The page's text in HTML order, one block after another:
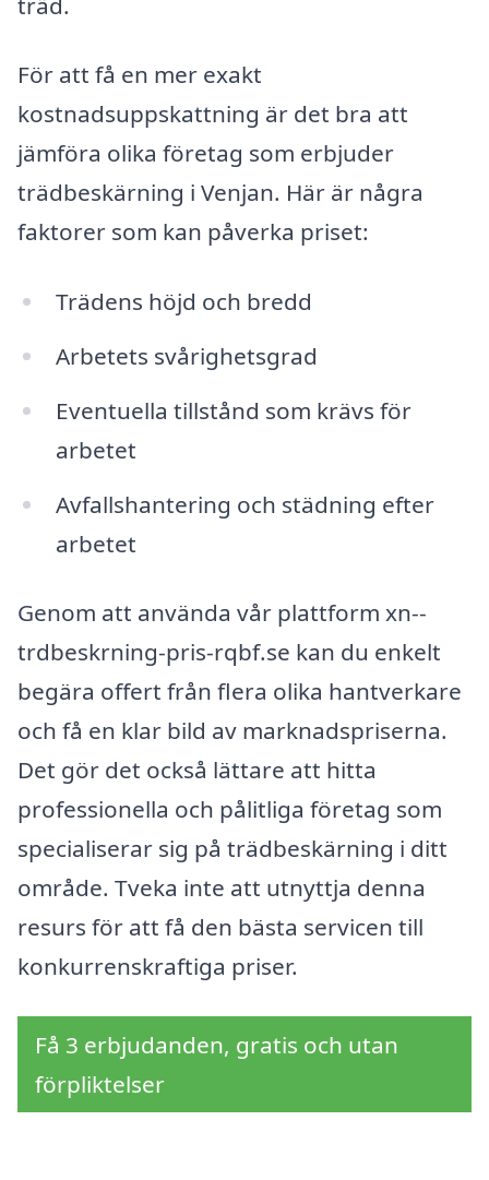
För att få en mer exakt
kostnadsuppskattning är det bra att
jämföra olika företag som erbjuder
trädbeskärning i Venjan. Här är några
faktorer som kan påverka priset:
Trädens höjd och bredd
Arbetets svårighetsgrad
Eventuella tillstånd som krävs för
arbetet
Avfallshantering och städning efter
arbetet
Genom att använda vår plattform xn--
trdbeskrning-pris-rqbf.se kan du enkelt
begära offert från flera olika hantverkare
och få en klar bild av marknadspriserna.
Det gör det också lättare att hitta
professionella och pålitliga företag som
specialiserar sig på trädbeskärning i ditt
område. Tveka inte att utnyttja denna
resurs för att få den bästa servicen till
konkurrenskraftiga priser.
Få 3 erbjudanden, gratis och utan
förpliktelser